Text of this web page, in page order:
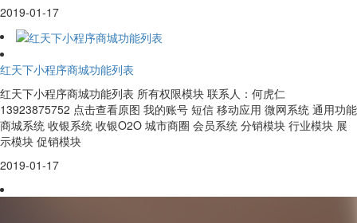
2019-01-17
红天下小程序商城功能列表
红天下小程序商城功能列表 所有权限模块 联系人：何虎仁
13923875752 点击查看原图 我的账号 短信 移动应用 微网系统 通用功能
商城系统 收银系统 收银O2O 城市商圈 会员系统 分销模块 行业模块 展
示模块 促销模块
2019-01-17